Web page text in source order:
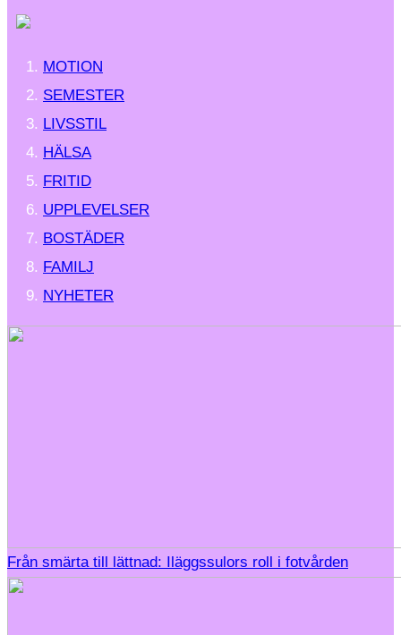
MOTION
SEMESTER
LIVSSTIL
HÄLSA
FRITID
UPPLEVELSER
BOSTÄDER
FAMILJ
NYHETER
Från smärta till lättnad: Iläggssulors roll i fotvården